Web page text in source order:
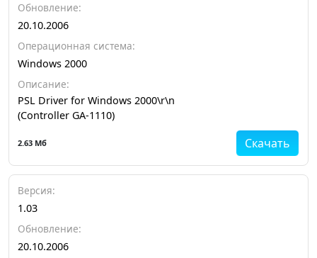
Обновление:
20.10.2006
Операционная система:
Windows 2000
Описание:
PSL Driver for Windows 2000\r\n
(Controller GA-1110)
Скачать
2.63 Мб
Версия:
1.03
Обновление:
20.10.2006